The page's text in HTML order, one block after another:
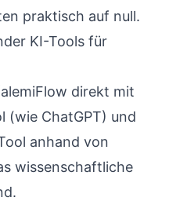
praktisch auf null.
KI-Tools für
direkt mit
(wie ChatGPT) und
anhand von
wissenschaftliche